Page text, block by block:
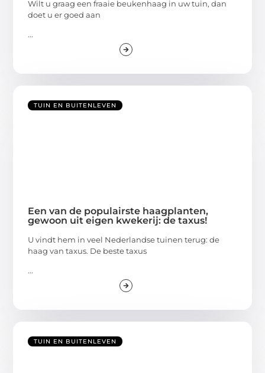
Wilt u graag een fraaie beukenhaag in uw tuin, dan
doet u er goed aan
...
TUIN EN BUITENLEVEN
Een van de populairste haagplanten,
gewoon uit eigen kwekerij: de taxus!
U vindt hem in veel Nederlandse tuinen terug: de
haag van taxus. De beste taxus
...
TUIN EN BUITENLEVEN